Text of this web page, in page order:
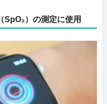
）の測定に使用